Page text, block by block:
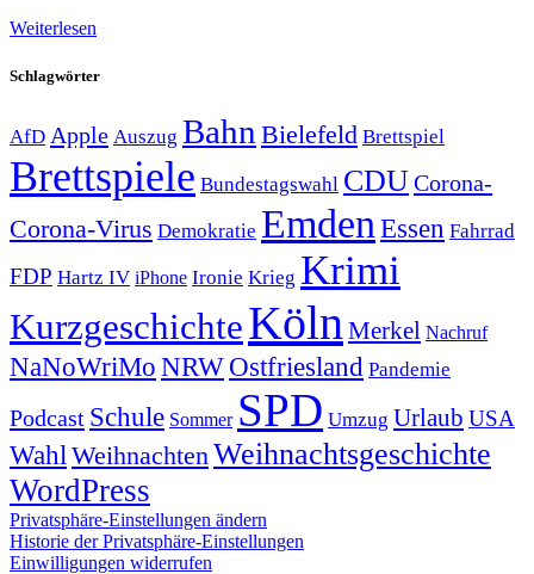
Weiterlesen
Schlagwörter
AfD Apple Auszug Bahn Bielefeld Brettspiel
Brettspiele Bundestagswahl CDUCorona-
Corona-Virus Demokratie Emden Essen Fahrrad
FDP Hartz IV iPhone Ironie Krieg Krimi
KurzgeschichteKöln Merkel Nachruf
NaNoWriMo NRWOstfriesland Pandemie
Podcast Schule Sommer SPD Umzug Urlaub USA
Wahl Weihnachten Weihnachtsgeschichte
WordPress
Privatsphäre-Einstellungen ändern
Historie der Privatsphäre-Einstellungen
Einwilligungen widerrufen